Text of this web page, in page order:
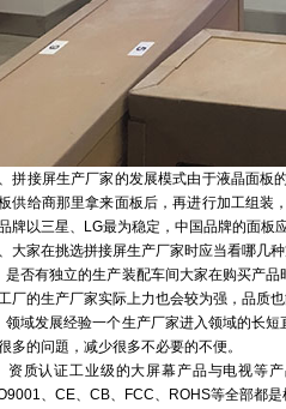
拼接屏生产厂家的发展模式由于液晶面板
供给商那里拿来面板后，再进行加工组装
牌以三星、LG最为稳定，中国品牌的面板
大家在挑选拼接屏生产厂家时应当看哪几
是否有独立的生产装配车间大家在购买产
厂的生产厂家实际上力也会较为强，品质
领域发展经验一个生产厂家进入领域的长
多的问題，减少很多不必要的不便。
资质认证工业级的大屏幕产品与电视等
、CE、CB、FCC、ROHS等全部都